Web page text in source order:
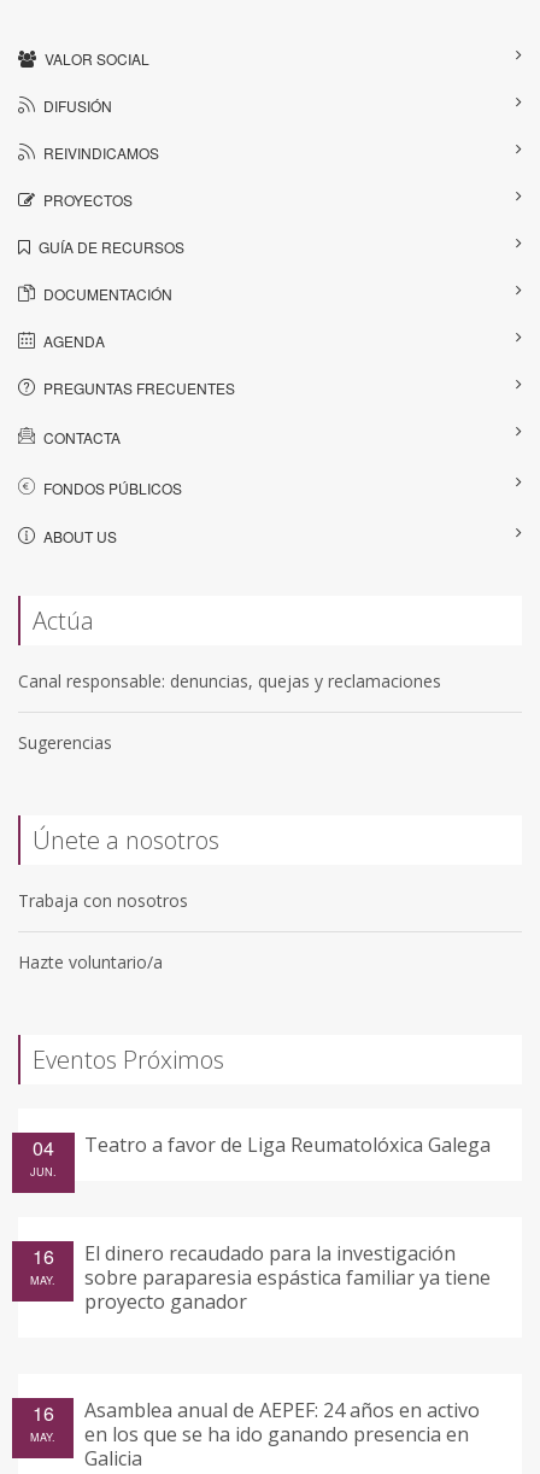
VALOR SOCIAL
DIFUSIÓN
REIVINDICAMOS
PROYECTOS
GUÍA DE RECURSOS
DOCUMENTACIÓN
AGENDA
PREGUNTAS FRECUENTES
CONTACTA
FONDOS PÚBLICOS
ABOUT US
Actúa
Canal responsable: denuncias, quejas y reclamaciones
Sugerencias
Únete a nosotros
Trabaja con nosotros
Hazte voluntario/a
Eventos Próximos
Teatro a favor de Liga Reumatolóxica Galega
04
JUN.
El dinero recaudado para la investigación
sobre paraparesia espástica familiar ya tiene
proyecto ganador
16
MAY.
Asamblea anual de AEPEF: 24 años en activo
en los que se ha ido ganando presencia en
Galicia
16
MAY.